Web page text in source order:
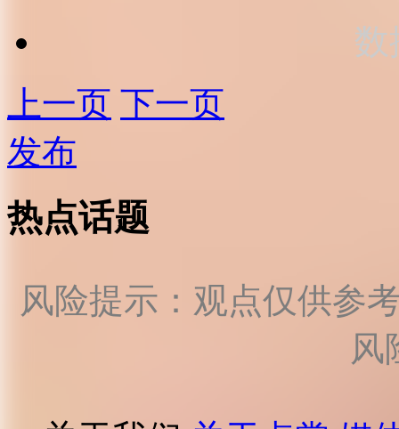
数
上一页 下一页
发布
热点话题
风险提示：观点仅供参
风